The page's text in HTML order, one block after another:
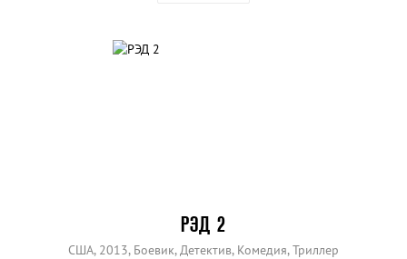
РЭД 2
США, 2013, Боевик, Детектив, Комедия, Триллер